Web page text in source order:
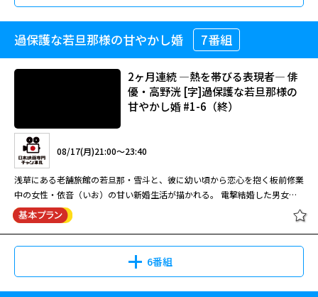
ぶぶ漬けどうどす
08/11(火)04:30～06:15
深川麻衣を主演に、京都人の県民性を題材にしたコメディ。京都の老舗扇子
店を実家に持つ男性と結婚した主人公が、本音と建て前を使い分ける独特の
文化に翻弄されていく。
09/02(水)14:00～15:40
過保護な若旦那様の甘やかし婚 7番組
2ヶ月連続 ―熱を帯びる表現者― 俳
優・高野洸 [字]過保護な若旦那様の
甘やかし婚 #1-6（終）
08/17(月)21:00～23:40
浅草にある老舗旅館の若旦那・雪斗と、彼に幼い頃から恋心を抱く板前修業
中の女性・依音（いお）の甘い新婚生活が描かれる。 電撃結婚した男女の
波乱の新婚生活を描く、こだちの人気漫画を実写化。ミュージカルでも活躍
する高野洸が、冷静な仕事モードと人間くさい夫としてのギャップをコミカ
海）は、悲嘆する自分に金平糖をくれた若旦那の雪斗（高野洸）を密かに想
い続けていた。亡父を継ぎ板前修業中の依音は、雪斗の見合い話にも平静を
6番組